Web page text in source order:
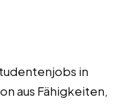
in
aus Fähigkeiten,